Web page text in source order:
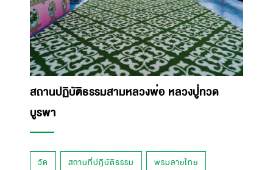
สถานปฏิบัติธรรมสามหลวงพ่อ หลวงปู่ทวด
บูรพา
วัด สถานที่ปฏิบัติธรรม พรมลายไทย